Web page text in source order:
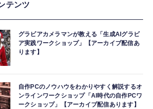
テンツ
グラビアカメラマンが教える「生成AIグラビ
ア実践ワークショップ」【アーカイブ配信あ
ります】
自作PCのノウハウをわかりやすく解説するオ
ンラインワークショップ「AI時代の自作PCワ
ークショップ」【アーカイブ配信あります】